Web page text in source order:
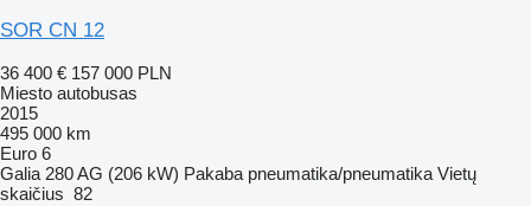
SOR CN 12
36 400 € 157 000 PLN
Miesto autobusas
2015
495 000 km
Euro 6
Galia 280 AG (206 kW) Pakaba pneumatika/pneumatika Vietų
skaičius 82